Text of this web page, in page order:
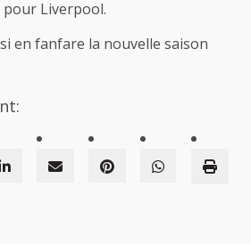
pour Liverpool.
en fanfare la nouvelle saison